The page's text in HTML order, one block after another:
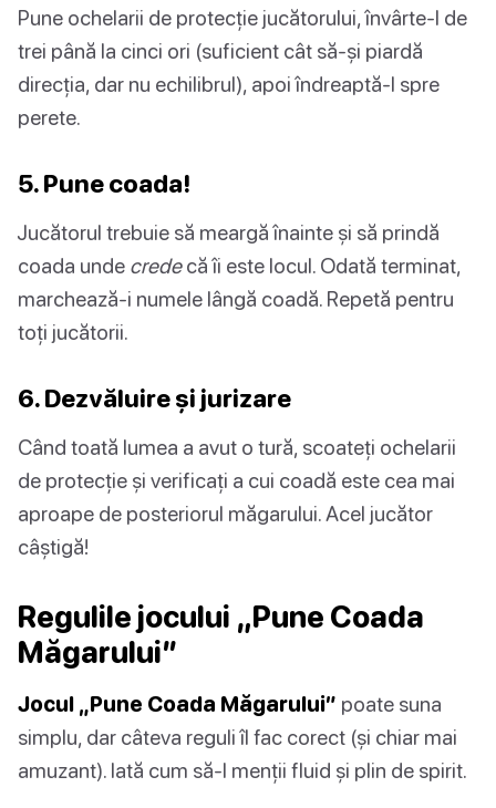
Pune ochelarii de protecție jucătorului, învârte-l de
trei până la cinci ori (suficient cât să-și piardă
direcția, dar nu echilibrul), apoi îndreaptă-l spre
perete.
5. Pune coada!
Jucătorul trebuie să meargă înainte și să prindă
coada unde credecă îi este locul. Odată terminat,
marchează-i numele lângă coadă. Repetă pentru
toți jucătorii.
6. Dezvăluire și jurizare
Când toată lumea a avut o tură, scoateți ochelarii
de protecție și verificați a cui coadă este cea mai
aproape de posteriorul măgarului. Acel jucător
câștigă!
Regulile jocului „Pune Coada
Măgarului”
Jocul „Pune Coada Măgarului” poate suna
simplu, dar câteva reguli îl fac corect (și chiar mai
amuzant). Iată cum să-l menții fluid și plin de spirit.